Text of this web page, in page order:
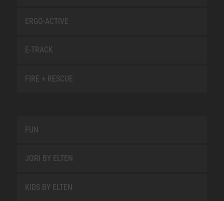
ERGO-ACTIVE
E-TRACK
FIRE + RESCUE
FUN
JORI BY ELTEN
KIDS BY ELTEN